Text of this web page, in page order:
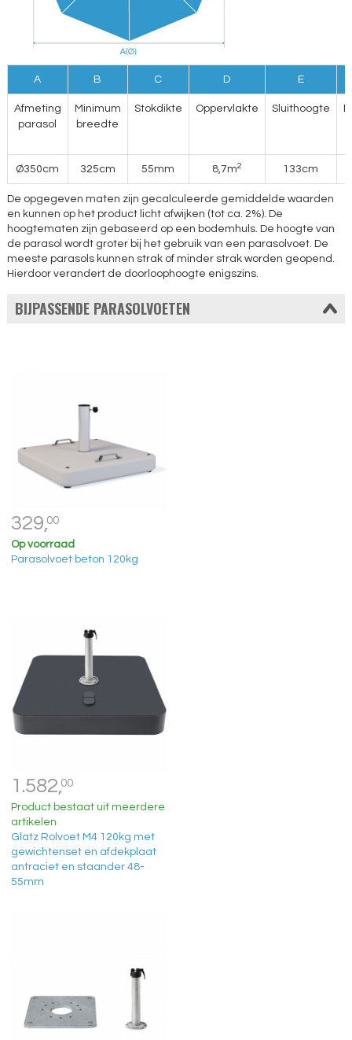
A B C D E
Afmeting
parasol
Minimum
breedte
Stokdikte Oppervlakte Sluithoogte
Ø350cm 325cm 55mm 8,7m2 133cm
De opgegeven maten zijn gecalculeerde gemiddelde waarden
en kunnen op het product licht afwijken (tot ca. 2%). De
hoogtematen zijn gebaseerd op een bodemhuls. De hoogte van
de parasol wordt groter bij het gebruik van een parasolvoet. De
meeste parasols kunnen strak of minder strak worden geopend.
Hierdoor verandert de doorloophoogte enigszins.
BIJPASSENDE PARASOLVOETEN
329,00
Op voorraad
Parasolvoet beton 120kg
1.582,00
Product bestaat uit meerdere
artikelen
Glatz Rolvoet M4 120kg met
gewichtenset en afdekplaat
antraciet en staander 48-
55mm